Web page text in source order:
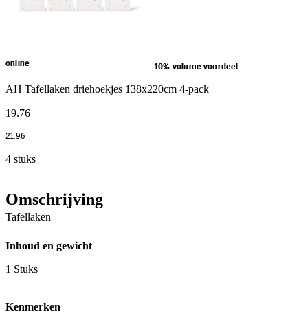
online 10% volume voordeel
AH Tafellaken driehoekjes 138x220cm 4-pack
19.76
21.96
4 stuks
Omschrijving
Tafellaken
Inhoud en gewicht
1 Stuks
Kenmerken